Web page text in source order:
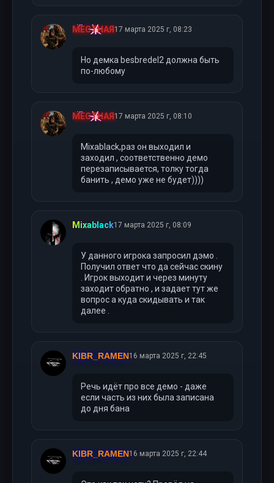
МЕСТНАЯ17 марта 2025 г, 08:23
Но демка besbredel2 должна быть
по-любому
МЕСТНАЯ17 марта 2025 г, 08:10
Mixablack,раз он выходил и
заходил , соответственно демо
перезаписывается, толку тогда
банить , демо уже не будет))))
Mixablack17 марта 2025 г, 08:09
У данного игрока запросил дэмо .
Получил ответ что да сейчас скину
. Игрок выходит и через минуту
заходит обратно , и задает тут же
вопрос а куда скидывать и так
далее .
KIBR_RAMEN16 марта 2025 г, 22:45
Речь идёт про все демо - даже
если часть из них была записана
до дня бана
KIBR_RAMEN16 марта 2025 г, 22:44